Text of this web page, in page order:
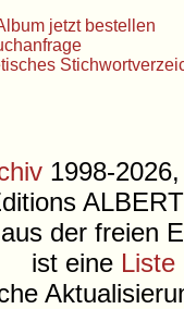
jetzt bestellen
1998-
der freien
ist eine Liste